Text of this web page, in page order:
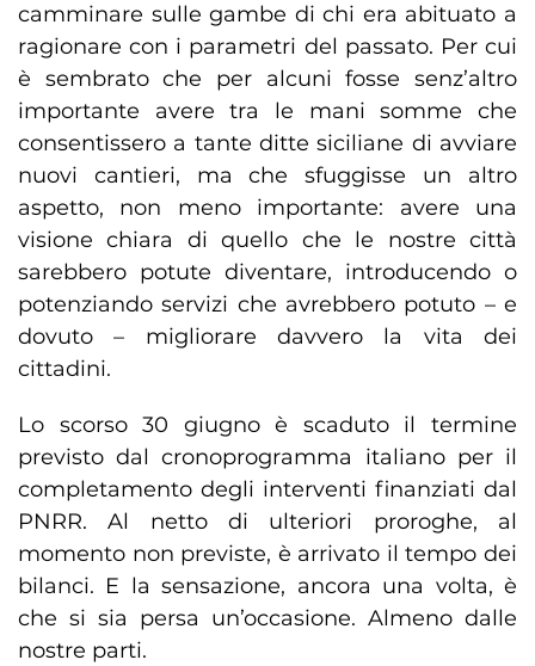
camminare sulle gambe di chi era abituato a
ragionare con i parametri del passato. Per cui
è sembrato che per alcuni fosse senz’altro
importante avere tra le mani somme che
consentissero a tante ditte siciliane di avviare
nuovi cantieri, ma che sfuggisse un altro
aspetto, non meno importante: avere una
visione chiara di quello che le nostre città
sarebbero potute diventare, introducendo o
potenziando servizi che avrebbero potuto – e
dovuto – migliorare davvero la vita dei
cittadini.
Lo scorso 30 giugno è scaduto il termine
previsto dal cronoprogramma italiano per il
completamento degli interventi finanziati dal
PNRR. Al netto di ulteriori proroghe, al
momento non previste, è arrivato il tempo dei
bilanci. E la sensazione, ancora una volta, è
che si sia persa un’occasione. Almeno dalle
nostre parti.